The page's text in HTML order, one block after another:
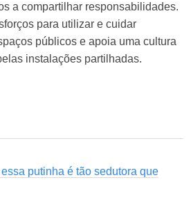
a compartilhar responsabilidades.
para utilizar e cuidar
públicos e apoia uma cultura
instalações partilhadas.
putinha é tão sedutora que